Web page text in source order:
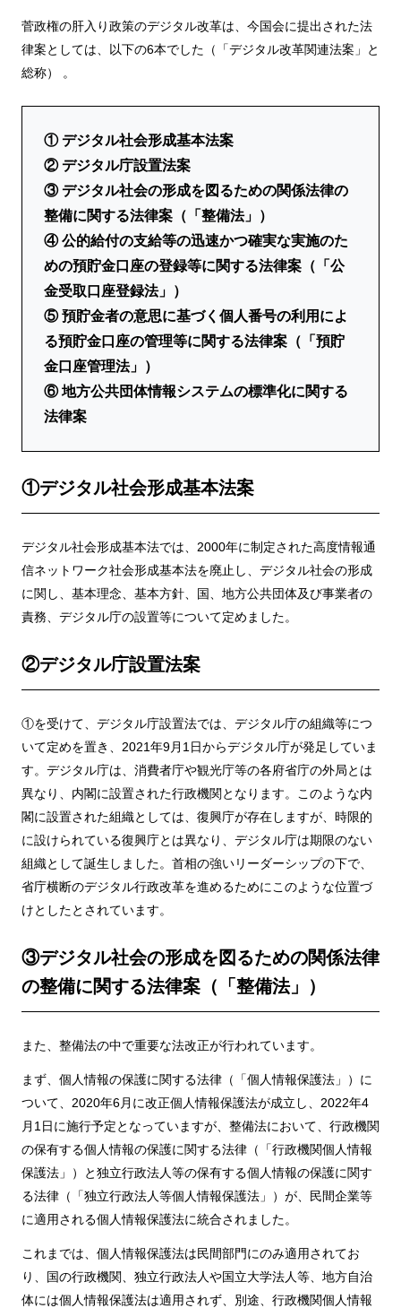
菅政権の肝入り政策のデジタル改革は、今国会に提出された法
律案としては、以下の6本でした（「デジタル改革関連法案」と
総称） 。
① デジタル社会形成基本法案
② デジタル庁設置法案
③ デジタル社会の形成を図るための関係法律の
整備に関する法律案（「整備法」）
④ 公的給付の支給等の迅速かつ確実な実施のた
めの預貯金口座の登録等に関する法律案（「公
金受取口座登録法」）
⑤ 預貯金者の意思に基づく個人番号の利用によ
る預貯金口座の管理等に関する法律案（「預貯
金口座管理法」）
⑥ 地方公共団体情報システムの標準化に関する
法律案
①デジタル社会形成基本法案
デジタル社会形成基本法では、2000年に制定された高度情報通
信ネットワーク社会形成基本法を廃止し、デジタル社会の形成
に関し、基本理念、基本方針、国、地方公共団体及び事業者の
責務、デジタル庁の設置等について定めました。
②デジタル庁設置法案
①を受けて、デジタル庁設置法では、デジタル庁の組織等につ
いて定めを置き、2021年9月1日からデジタル庁が発足していま
す。デジタル庁は、消費者庁や観光庁等の各府省庁の外局とは
異なり、内閣に設置された行政機関となります。このような内
閣に設置された組織としては、復興庁が存在しますが、時限的
に設けられている復興庁とは異なり、デジタル庁は期限のない
組織として誕生しました。首相の強いリーダーシップの下で、
省庁横断のデジタル行政改革を進めるためにこのような位置づ
けとしたとされています。
③デジタル社会の形成を図るための関係法律
の整備に関する法律案（「整備法」）
また、整備法の中で重要な法改正が行われています。
まず、個人情報の保護に関する法律（「個人情報保護法」）に
ついて、2020年6月に改正個人情報保護法が成立し、2022年4
月1日に施行予定となっていますが、整備法において、行政機関
の保有する個人情報の保護に関する法律（「行政機関個人情報
保護法」）と独立行政法人等の保有する個人情報の保護に関す
る法律（「独立行政法人等個人情報保護法」）が、民間企業等
に適用される個人情報保護法に統合されました。
これまでは、個人情報保護法は民間部門にのみ適用されてお
り、国の行政機関、独立行政法人や国立大学法人等、地方自治
体には個人情報保護法は適用されず、別途、行政機関個人情報